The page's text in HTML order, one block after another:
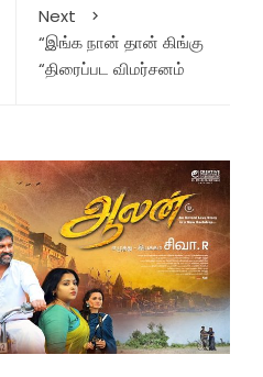
Next
“இங்க நான் தான் கிங்கு
“திரைப்பட விமர்சனம்